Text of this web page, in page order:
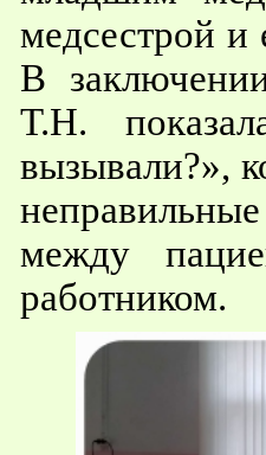
медсестрой и
В
Т.Н.
вызывали?»,
между
работником.